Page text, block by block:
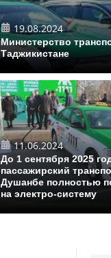
19.08.2024
Министерство
Таджикистане
11.06.2024
До 1 сентября 2025
пассажирский
Душанбе полностью
на электро-систему